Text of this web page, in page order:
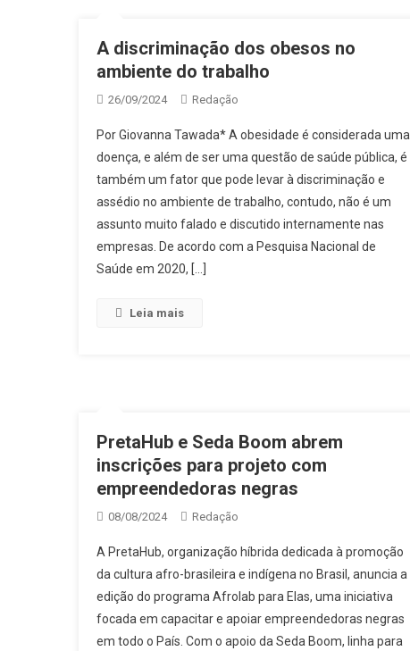
A discriminação dos obesos no
ambiente do trabalho
26/09/2024 Redação
Por Giovanna Tawada* A obesidade é considerada uma
doença, e além de ser uma questão de saúde pública, é
também um fator que pode levar à discriminação e
assédio no ambiente de trabalho, contudo, não é um
assunto muito falado e discutido internamente nas
empresas. De acordo com a Pesquisa Nacional de
Saúde em 2020, […]
Leia mais
PretaHub e Seda Boom abrem
inscrições para projeto com
empreendedoras negras
08/08/2024 Redação
A PretaHub, organização híbrida dedicada à promoção
da cultura afro-brasileira e indígena no Brasil, anuncia a
edição do programa Afrolab para Elas, uma iniciativa
focada em capacitar e apoiar empreendedoras negras
em todo o País. Com o apoio da Seda Boom, linha para